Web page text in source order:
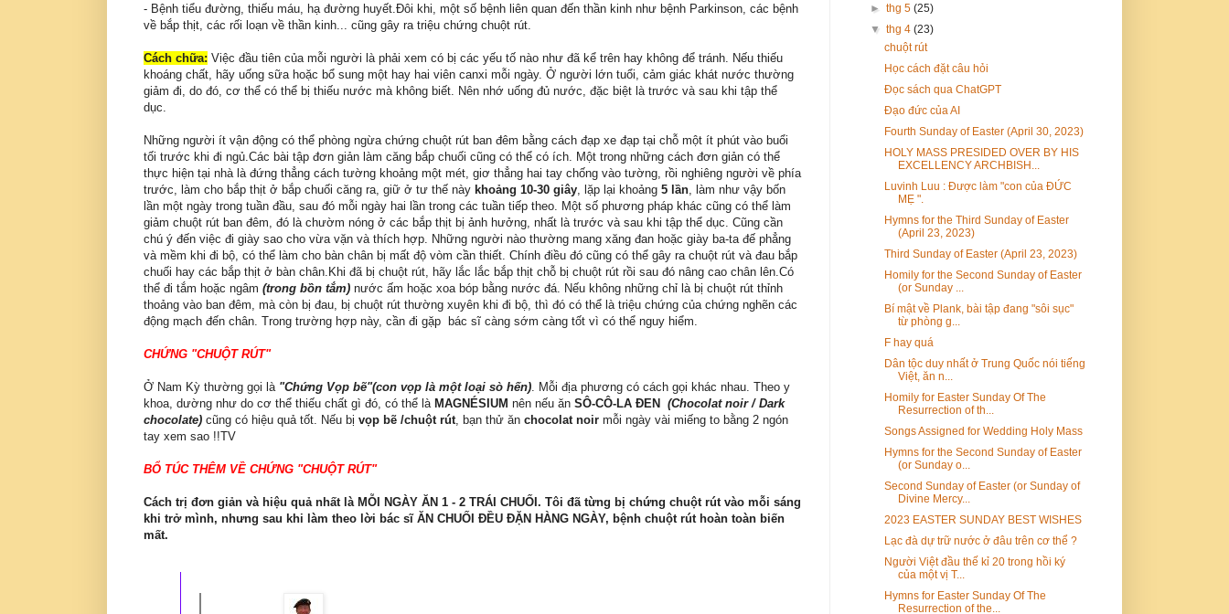
- Bệnh tiểu đường, thiếu máu, hạ đường huyết.Đôi khi, một số bệnh liên quan đến thần kinh như bệnh Parkinson, các bệnh
về bắp thịt, các rối loạn về thần kinh... cũng gây ra triệu chứng chuột rút.
Cách chữa: Việc đầu tiên của mỗi người là phải xem có bị các yếu tố nào như đã kể trên hay không để tránh. Nếu thiếu
khoáng chất, hãy uống sữa hoặc bổ sung một hay hai viên canxi mỗi ngày. Ở người lớn tuổi, cảm giác khát nước thường
giảm đi, do đó, cơ thể có thể bị thiếu nước mà không biết. Nên nhớ uống đủ nước, đặc biệt là trước và sau khi tập thể
dục.
Những người ít vận động có thể phòng ngừa chứng chuột rút ban đêm bằng cách đạp xe đạp tại chỗ một ít phút vào buổi
tối trước khi đi ngủ.Các bài tập đơn giản làm căng bắp chuối cũng có thể có ích. Một trong những cách đơn giản có thể
thực hiện tại nhà là đứng thẳng cách tường khoảng một mét, giơ thẳng hai tay chống vào tường, rồi nghiêng người về phía
trước, làm cho bắp thịt ở bắp chuối căng ra, giữ ở tư thế này khoảng 10-30 giây, lặp lại khoảng 5 lần, làm như vậy bốn
lần một ngày trong tuần đầu, sau đó mỗi ngày hai lần trong các tuần tiếp theo. Một số phương pháp khác cũng có thể làm
giảm chuột rút ban đêm, đó là chườm nóng ở các bắp thịt bị ảnh hưởng, nhất là trước và sau khi tập thể dục. Cũng cần
chú ý đến việc đi giày sao cho vừa vặn và thích hợp. Những người nào thường mang xăng đan hoặc giày ba-ta đế phẳng
và mềm khi đi bộ, có thể làm cho bàn chân bị mất độ vòm cần thiết. Chính điều đó cũng có thể gây ra chuột rút và đau bắp
chuối hay các bắp thịt ở bàn chân.Khi đã bị chuột rút, hãy lắc lắc bắp thịt chỗ bị chuột rút rồi sau đó nâng cao chân lên.Có
thể đi tắm hoặc ngâm (trong bồn tắm) nước ấm hoặc xoa bóp bằng nước đá. Nếu không những chỉ là bị chuột rút thỉnh
thoảng vào ban đêm, mà còn bị đau, bị chuột rút thường xuyên khi đi bộ, thì đó có thể là triệu chứng của chứng nghẽn các
động mạch đến chân. Trong trường hợp này, cần đi gặp bác sĩ càng sớm càng tốt vì có thể nguy hiểm.
CHỨNG "CHUỘT RÚT"
Ở Nam Kỳ thường gọi là "Chứng Vọp bẽ"(con vọp là một loại sò hến). Mỗi địa phương có cách gọi khác nhau. Theo y
khoa, dường như do cơ thể thiếu chất gì đó, có thể là MAGNÉSIUM nên nếu ăn SÔ-CÔ-LA ĐEN
(Chocolat noir / Dark
chocolate) cũng có hiệu quả tốt. Nếu bị vọp bẽ /chuột rút, bạn thử ăn chocolat noir mỗi ngày vài miếng to bằng 2 ngón
tay xem sao !!TV
BỔ TÚC THÊM VỀ CHỨNG "CHUỘT RÚT"
Cách trị đơn giản và hiệu quả nhất là MỖI NGÀY ĂN 1 - 2 TRÁI CHUỐI. Tôi đã từng bị chứng chuột rút vào mỗi sáng
khi trở mình, nhưng sau khi làm theo lời bác sĩ ĂN CHUỐI ĐỀU ĐẶN HÀNG NGÀY, bệnh chuột rút hoàn toàn biến
mất.
►thg 5(25)
▼thg 4(23)
chuột rút
Học cách đặt câu hỏi
Đọc sách qua ChatGPT
Đạo đức của AI
Fourth Sunday of Easter (April 30, 2023)
HOLY MASS PRESIDED OVER BY HIS
EXCELLENCY ARCHBISH...
Luvinh Luu : Được làm "con của ĐỨC
MẸ ".
Hymns for the Third Sunday of Easter
(April 23, 2023)
Third Sunday of Easter (April 23, 2023)
Homily for the Second Sunday of Easter
(or Sunday ...
Bí mật về Plank, bài tập đang "sôi sục"
từ phòng g...
F hay quá
Dân tộc duy nhất ở Trung Quốc nói tiếng
Việt, ăn n...
Homily for Easter Sunday Of The
Resurrection of th...
Songs Assigned for Wedding Holy Mass
Hymns for the Second Sunday of Easter
(or Sunday o...
Second Sunday of Easter (or Sunday of
Divine Mercy...
2023 EASTER SUNDAY BEST WISHES
Lạc đà dự trữ nước ở đâu trên cơ thể ?
Người Việt đầu thế kỉ 20 trong hồi ký
của một vị T...
Hymns for Easter Sunday Of The
Resurrection of the...